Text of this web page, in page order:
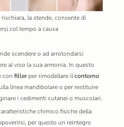
la stende, consente di
col tempo a causa
scendere o ad arrotondarsi
al viso la sua armonia. In questo
con fillerper rimodellare ilcontorno
linea mandibolare o per restituire
i cedimenti cutanei o muscolari.
chimico fisiche della
per questo un reintegro